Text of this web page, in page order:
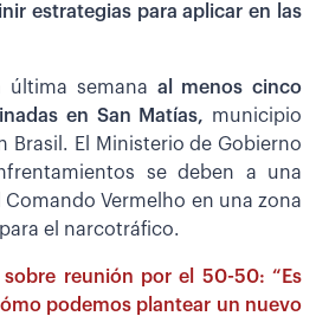
estrategias para aplicar en las
última semana al menos cinco
en San Matías, municipio
Brasil. El Ministerio de Gobierno
se deben a una
Comando Vermelho en una zona
el narcotráfico.
sobre reunión por el 50-50: “Es
podemos plantear un nuevo